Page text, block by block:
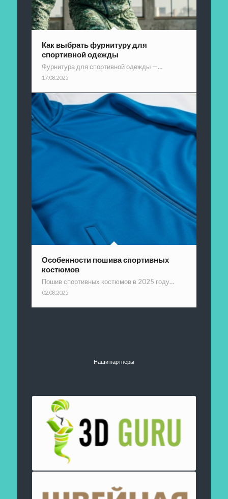
Как выбрать фурнитуру для
спортивной одежды
Фурнитура для спортивной одежды —…
17.08.2025
Особенности пошива спортивных
костюмов
Пошив спортивных костюмов в 2025 году…
02.08.2025
Наши партнеры